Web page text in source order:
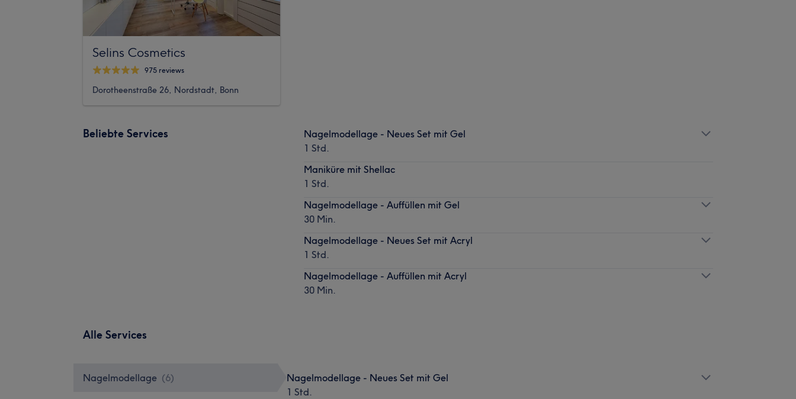
Selins Cosmetics
975 reviews
Dorotheenstraße 26, Nordstadt, Bonn
Beliebte Services
Nagelmodellage - Neues Set mit Gel
1 Std.
Maniküre mit Shellac
1 Std.
Nagelmodellage - Auffüllen mit Gel
30 Min.
Nagelmodellage - Neues Set mit Acryl
1 Std.
Nagelmodellage - Auffüllen mit Acryl
30 Min.
Alle Services
Nagelmodellage (6)
Nagelmodellage - Neues Set mit Gel
1 Std.